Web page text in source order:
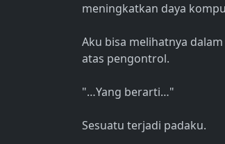
meningkatkan daya
Aku bisa melihatnya
atas pengontrol.
"…Yang berarti…"
Sesuatu terjadi padaku.